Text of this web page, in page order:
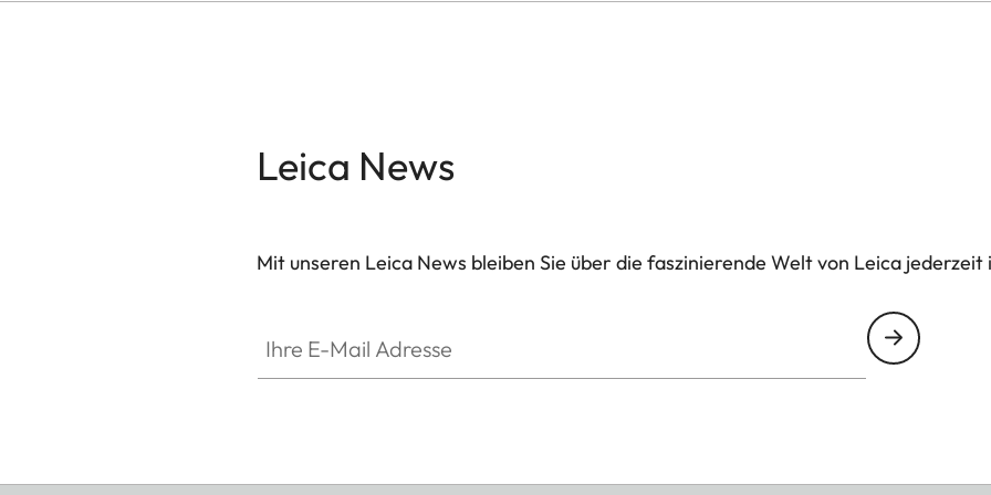
Schritt in der Objektiventwicklung für das Leica SL-System dar. Neue, äußerst präzise
Fertigungsmethoden und Messtechniken wurden eigens für die Fertigung entwickelt. Das Ergebnis zeigt
ausgezeichneten Abbildungsleistung. Ein besonderes Augenmerk bei der Konstruktion der APO-
Summicron-SL Festbrennweiten liegt auf der Vermeidung von Streulicht und Reflexen. Neben einer
Optimierung des optischen und mechanischen Designs, werden unvermeidliche Reflexe durch eine
hochwertige Beschichtung der optischen Flächen auf das geringstmögliche Maß reduziert. Die
Objektive können zudem bei fast jeder Witterung bedenkenlos eingesetzt werden, dank des Staub-
Leica News
Mit unseren Leica News bleiben Sie über die faszinierende Welt von Leica